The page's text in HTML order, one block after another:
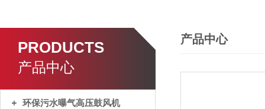
PRODUCTS
产品中心
环保污水曝气高压鼓风机
产品中心